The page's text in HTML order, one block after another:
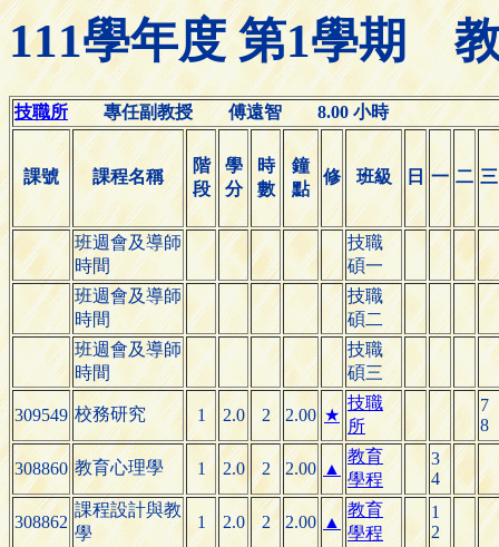
111學年度 第1學期
技職所專任副教授 傅遠智 8.00 小時
課號 課程名稱
階
段
學
分
時
數
鐘
點
修 班級 日 一 二 三
班週會及導師
時間
技職
碩一
班週會及導師
時間
技職
碩二
班週會及導師
時間
技職
碩三
309549 校務研究 1 2.0 2 2.00 ★
技職
所
7
8
308860 教育心理學 1 2.0 2 2.00 ▲
教育
學程
3
4
308862
課程設計與教
學
1 2.0 2 2.00 ▲
教育
學程
1
2